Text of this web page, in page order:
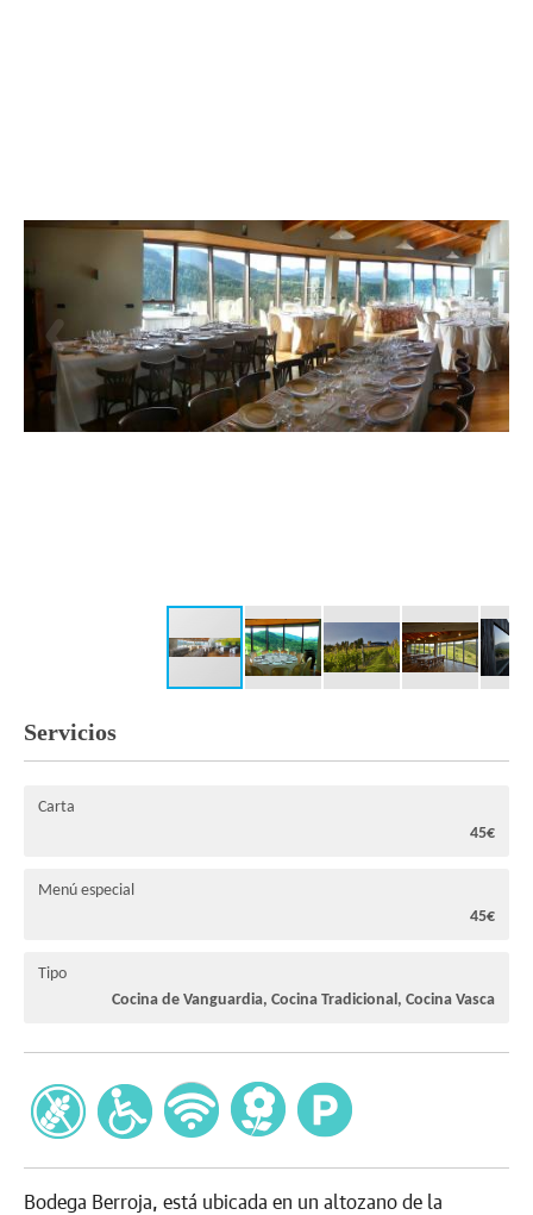
Servicios
Carta
45€
Menú especial
45€
Tipo
Cocina de Vanguardia, Cocina Tradicional, Cocina Vasca
Bodega Berroja, está ubicada en un altozano de la